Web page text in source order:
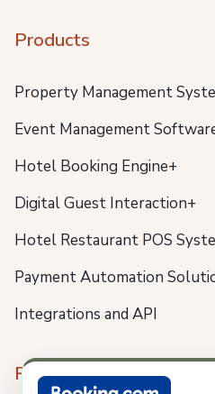
Products
Property Management
Event Management
Hotel Booking Engine+
Digital Guest Interaction+
Hotel Restaurant POS
Payment Automation
Integrations and API
Resources